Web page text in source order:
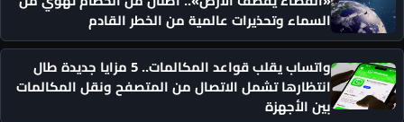
السماء وتحذيرات عالمية من الخطر القادم
واتساب يقلب قواعد المكالمات.. 5 مزايا جديدة طال
انتظارها تشمل الاتصال من المتصفح ونقل المكالمات
بين الأجهزة